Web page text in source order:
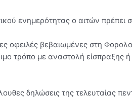
ενημερότητας ο αιτών πρέπει
οφειλές βεβαιωμένες στη
τρόπο με αναστολή είσπραξης
δηλώσεις της τελευταίας